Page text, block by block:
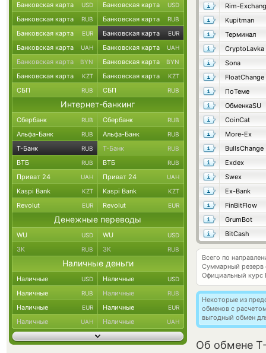
Rim-
Kupitman
Терминал
CryptoLavka
Sona
FloatChange
ПоТеме
ОбменкаSU
CoinCat
More-Ex
BullsChange
Exdex
Swex
Ex-Bank
FinBitFlow
GrumBot
BitCash
Всего по
Суммарный резерв
Официальный курс
Некоторые из
обменов с
выгодный обмен
Об обмене T-
Банковская карта USD Банковская карта USD
Банковская карта RUB Банковская карта RUB
Банковская карта EUR Банковская карта EUR
Банковская карта UAH Банковская карта UAH
Банковская карта BYN Банковская карта BYN
Банковская карта KZT Банковская карта KZT
СБП RUB СБП RUB
Интернет-банкинг
Сбербанк RUB Сбербанк RUB
Альфа-Банк RUB Альфа-Банк RUB
Т-Банк RUB Т-Банк RUB
ВТБ RUB ВТБ RUB
Приват 24 UAH Приват 24 UAH
Kaspi Bank KZT Kaspi Bank KZT
Revolut EUR Revolut EUR
Денежные переводы
WU USD WU USD
ЗК RUB ЗК RUB
Наличные деньги
Наличные USD Наличные USD
Наличные RUB Наличные RUB
Наличные EUR Наличные EUR
Наличные UAH Наличные UAH